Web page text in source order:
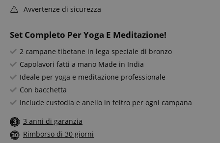
Set Completo Per Yoga E Meditazione!
2 campane tibetane in lega speciale di bronzo
Capolavori fatti a mano Made in India
Ideale per yoga e meditazione professionale
Con bacchetta
Include custodia e anello in feltro per ogni campana
3 anni di garanzia
Rimborso di 30 giorni
Avvertenze di sicurezza